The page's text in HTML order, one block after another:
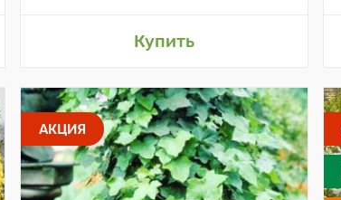
Купить
АКЦИЯ